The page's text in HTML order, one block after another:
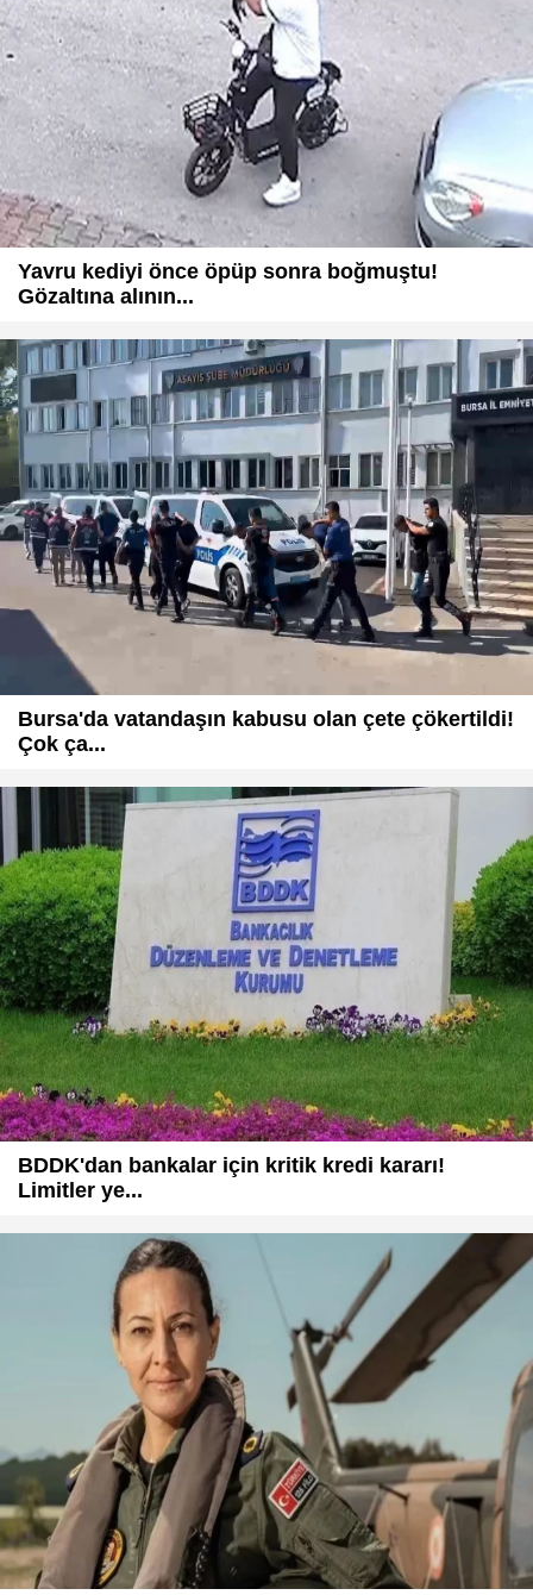
Yavru kediyi önce öpüp sonra boğmuştu!
Gözaltına alının...
Bursa'da vatandaşın kabusu olan çete çökertildi!
Çok ça...
BDDK'dan bankalar için kritik kredi kararı!
Limitler ye...